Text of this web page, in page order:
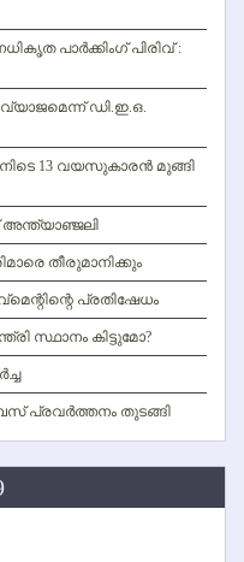
പാര്‍ക്കിംഗ് പിരിവ് :
ഡി.ഇ.ഒ.
13 വയസുകാരന്‍ മുങ്ങി
തീരുമാനിക്കും
പ്രതിഷേധം
സ്ഥാനം കിട്ടുമോ?
പ്രവര്‍ത്തനം തുടങ്ങി